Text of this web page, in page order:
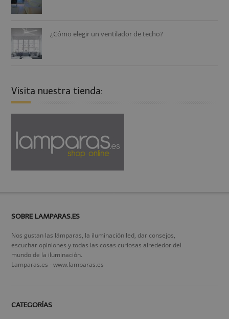
¿Cómo elegir un ventilador de techo?
Visita nuestra tienda:
SOBRE LAMPARAS.ES
Nos gustan las lámparas, la iluminación led, dar consejos,
escuchar opiniones y todas las cosas curiosas alrededor del
mundo de la iluminación.
Lamparas.es - www.lamparas.es
CATEGORÍAS